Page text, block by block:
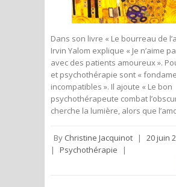
Dans son livre « Le bourreau de
Irvin Yalom explique « Je n’aime
avec des patients amoureux ».
et psychothérapie sont «
incompatibles ». Il ajoute « Le bon
psychothérapeute combat
cherche la lumière, alors que
By Christine Jacquinot |
20 juin
|
Psychothérapie
|